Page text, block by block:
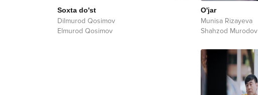
Soxta do'st
Dilmurod Qosimov
Elmurod Qosimov
O'jar
Munisa Rizayeva
Shahzod Murodov